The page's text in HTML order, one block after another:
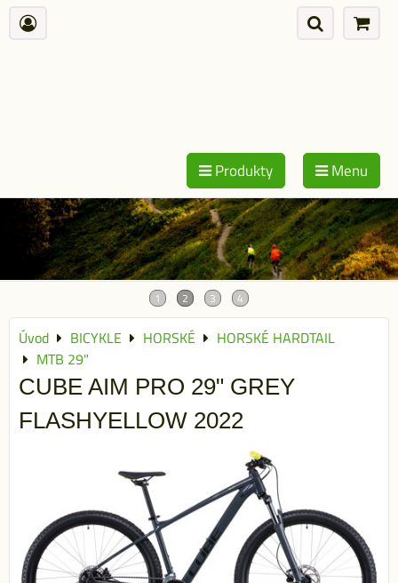
Produkty Menu
Úvod BICYKLE HORSKÉ
HORSKÉ HARDTAIL
MTB 29"
CUBE AIM PRO 29" GREY
FLASHYELLOW 2022